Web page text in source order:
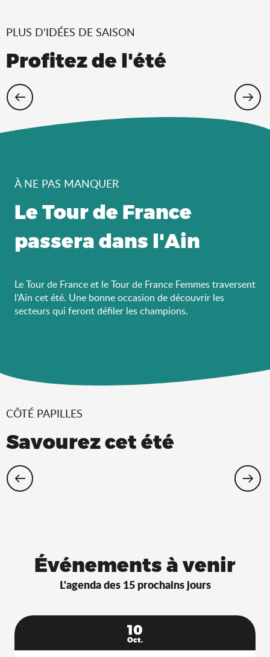
PLUS D'IDÉES DE SAISON
Profitez de l'été
Cet été, échappez-vous dans l’Ain !
À NE PAS MANQUER
Le Tour de France
passera dans l'Ain
Le Tour de France et le Tour de France Femmes traversent
l’Ain cet été. Une bonne occasion de découvrir les
secteurs qui feront défiler les champions.
CÔTÉ PAPILLES
Savourez cet été
terrasse à l’ombre !
Événements à venir
L'agenda des 15 prochains jours
10
Oct.